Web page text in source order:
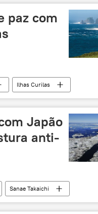
tensão geopolítica
paz com
Ilhas Curilas
Sanae Takaichi
Japão
anti-
Sanae Takaichi
Ministério das Relações Exteriores